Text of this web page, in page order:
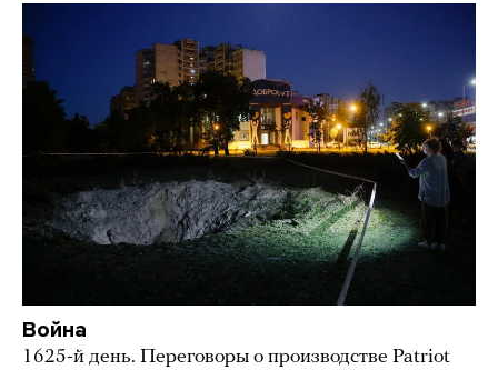
Война
1625-й день. Переговоры о производстве Patriot